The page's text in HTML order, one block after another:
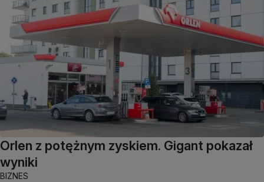
Orlen z potężnym zyskiem. Gigant pokazał
wyniki
BIZNES